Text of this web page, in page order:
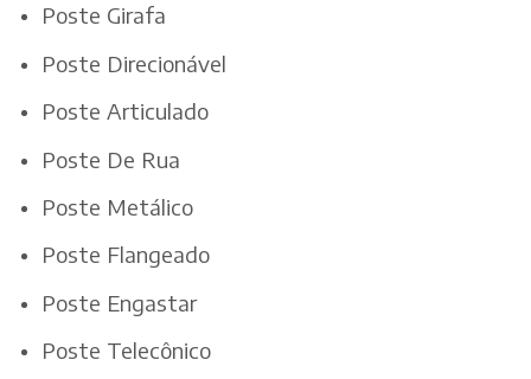
Poste Girafa
Poste Direcionável
Poste Articulado
Poste De Rua
Poste Metálico
Poste Flangeado
Poste Engastar
Poste Telecônico